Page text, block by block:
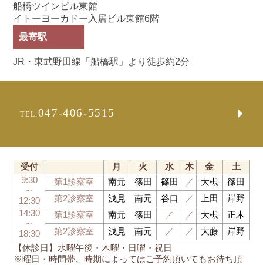
船橋ツインビル東館
イトーヨーカドー入居ビル東館6階
最寄駅
JR・東武野田線「船橋駅」より徒歩約2分
TEL. 047-406-5515
【休診日】水曜午後・木曜・日曜・祝日
※曜日・時間帯、時期によってはご予約頂いてもお待ち頂
受付 月 火 水 木 金
土
9:30
～
12:30
第1診察室 南元 篠田 篠田 ／ 大槻
篠田
第2診察室
浅見 南元 谷口 ／ 上田
岸野
14:30
～
18:30
第1診察室 南元 篠田 ／ ／ 大槻
正木
第2診察室
浅見 南元 ／ ／ 大藤 岸野